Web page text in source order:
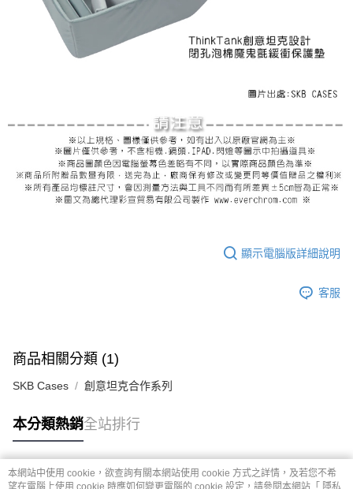
顯示電腦版詳細說明
客服
商品相關分類 (1)
SKB Cases 創意坦克合作系列
本分類熱銷全站排行
熱門標籤
本網站中使用 cookie，欲查詢有關本網站使用 cookie 方式之詳情，及若您不希
望在電腦上使用 cookie 時應如何變更電腦的 cookie 設定，請參閱本網站「 隱私